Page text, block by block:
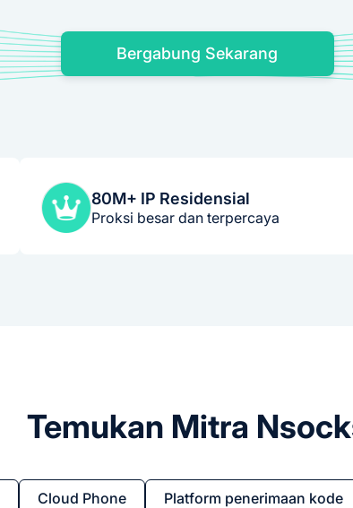
Bergabung Sekarang
80M+ IP Residensial
Proksi besar dan terpercaya
Temukan Mitra
Cloud Phone Platform penerimaan kode